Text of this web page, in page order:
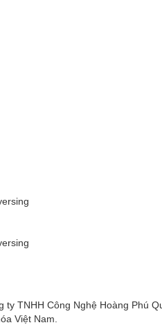
ty TNHH Công Nghệ Hoàng Phú
Việt Nam.